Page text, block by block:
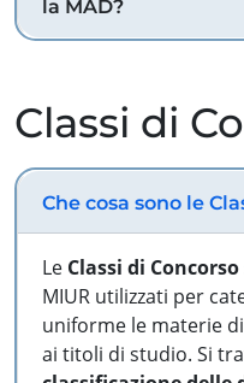
la MAD?
Classi di
Che cosa sono le
Le Classi di Concorso
MIUR utilizzati per
uniforme le materie
ai titoli di studio. Si